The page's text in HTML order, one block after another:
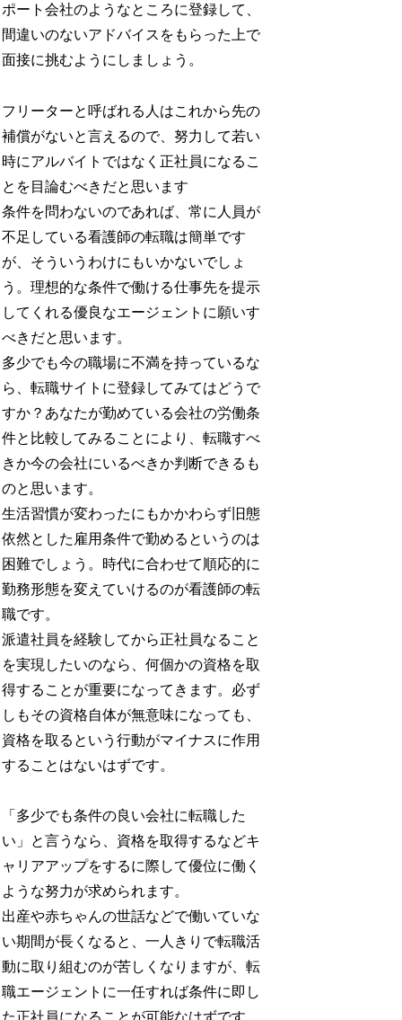
ポート会社のようなところに登録して、
間違いのないアドバイスをもらった上で
面接に挑むようにしましょう。
フリーターと呼ばれる人はこれから先の
補償がないと言えるので、努力して若い
時にアルバイトではなく正社員になるこ
とを目論むべきだと思います
条件を問わないのであれば、常に人員が
不足している看護師の転職は簡単です
が、そういうわけにもいかないでしょ
う。理想的な条件で働ける仕事先を提示
してくれる優良なエージェントに願いす
べきだと思います。
多少でも今の職場に不満を持っているな
ら、転職サイトに登録してみてはどうで
すか？あなたが勤めている会社の労働条
件と比較してみることにより、転職すべ
きか今の会社にいるべきか判断できるも
のと思います。
生活習慣が変わったにもかかわらず旧態
依然とした雇用条件で勤めるというのは
困難でしょう。時代に合わせて順応的に
勤務形態を変えていけるのが看護師の転
職です。
派遣社員を経験してから正社員なること
を実現したいのなら、何個かの資格を取
得することが重要になってきます。必ず
しもその資格自体が無意味になっても、
資格を取るという行動がマイナスに作用
することはないはずです。
「多少でも条件の良い会社に転職した
い」と言うなら、資格を取得するなどキ
ャリアアップをするに際して優位に働く
ような努力が求められます。
出産や赤ちゃんの世話などで働いていな
い期間が長くなると、一人きりで転職活
動に取り組むのが苦しくなりますが、転
職エージェントに一任すれば条件に即し